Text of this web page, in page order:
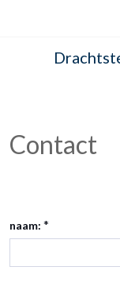
Contact
naam: *